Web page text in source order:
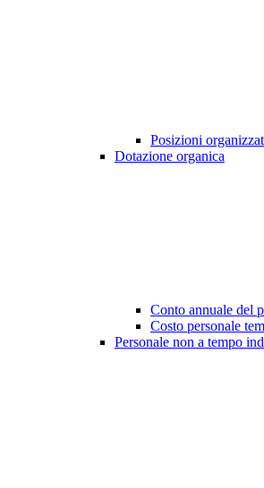
Posizioni
Dotazione organica
Conto annuale del
Costo personale
Personale non a tempo